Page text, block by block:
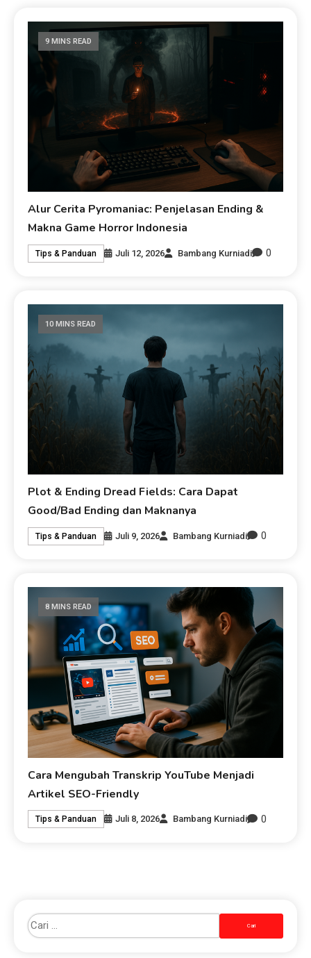
9 MINS READ
Alur Cerita Pyromaniac: Penjelasan Ending &
Makna Game Horror Indonesia
Tips & Panduan Juli 12, 2026 Bambang Kurniadi 0
10 MINS READ
Plot & Ending Dread Fields: Cara Dapat
Good/Bad Ending dan Maknanya
Tips & Panduan Juli 9, 2026 Bambang Kurniadi 0
8 MINS READ
Cara Mengubah Transkrip YouTube Menjadi
Artikel SEO-Friendly
Tips & Panduan Juli 8, 2026 Bambang Kurniadi 0